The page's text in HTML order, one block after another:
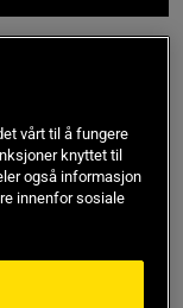
bar som
fri for kunstige
vårt til å fungere
knyttet til
også informasjon
innenfor sosiale